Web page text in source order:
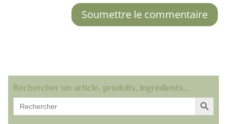
Soumettre le commentaire
Rechercher un article, produits, ingrédients…
Search
for:
Search Button